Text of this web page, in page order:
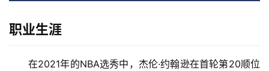
职业生涯
在2021年的NBA选秀中，杰伦·约翰逊在首轮第20顺位